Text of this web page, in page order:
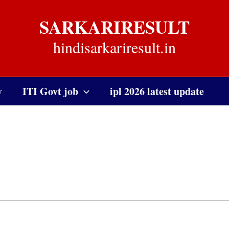
SARKARIRESULT
hindisarkariresult.in
ITI Govt job ipl 2026 latest update